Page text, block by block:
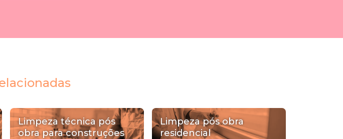
Limpeza técnica pós
obra para construções
Limpeza pós obra
residencial